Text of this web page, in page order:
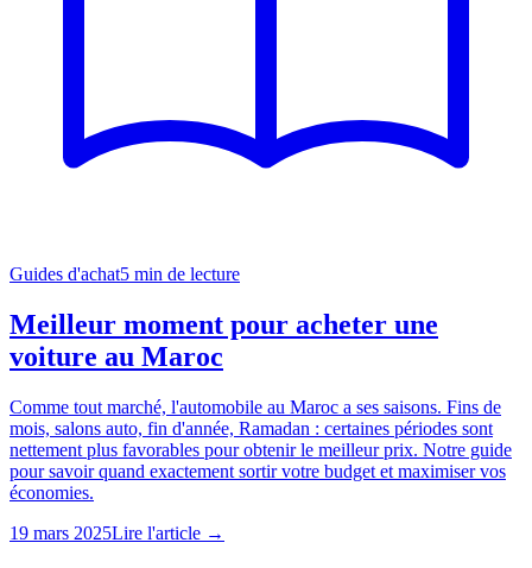
Guides d'achat5 min de lecture
Meilleur moment pour acheter une
voiture au Maroc
Comme tout marché, l'automobile au Maroc a ses saisons. Fins de
mois, salons auto, fin d'année, Ramadan : certaines périodes sont
nettement plus favorables pour obtenir le meilleur prix. Notre guide
pour savoir quand exactement sortir votre budget et maximiser vos
économies.
19 mars 2025Lire l'article →